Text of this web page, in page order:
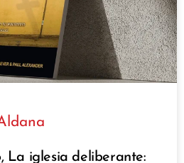
La iglesia deliberante: